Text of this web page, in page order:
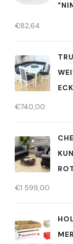
€82,64
€740,00
€1 599,00